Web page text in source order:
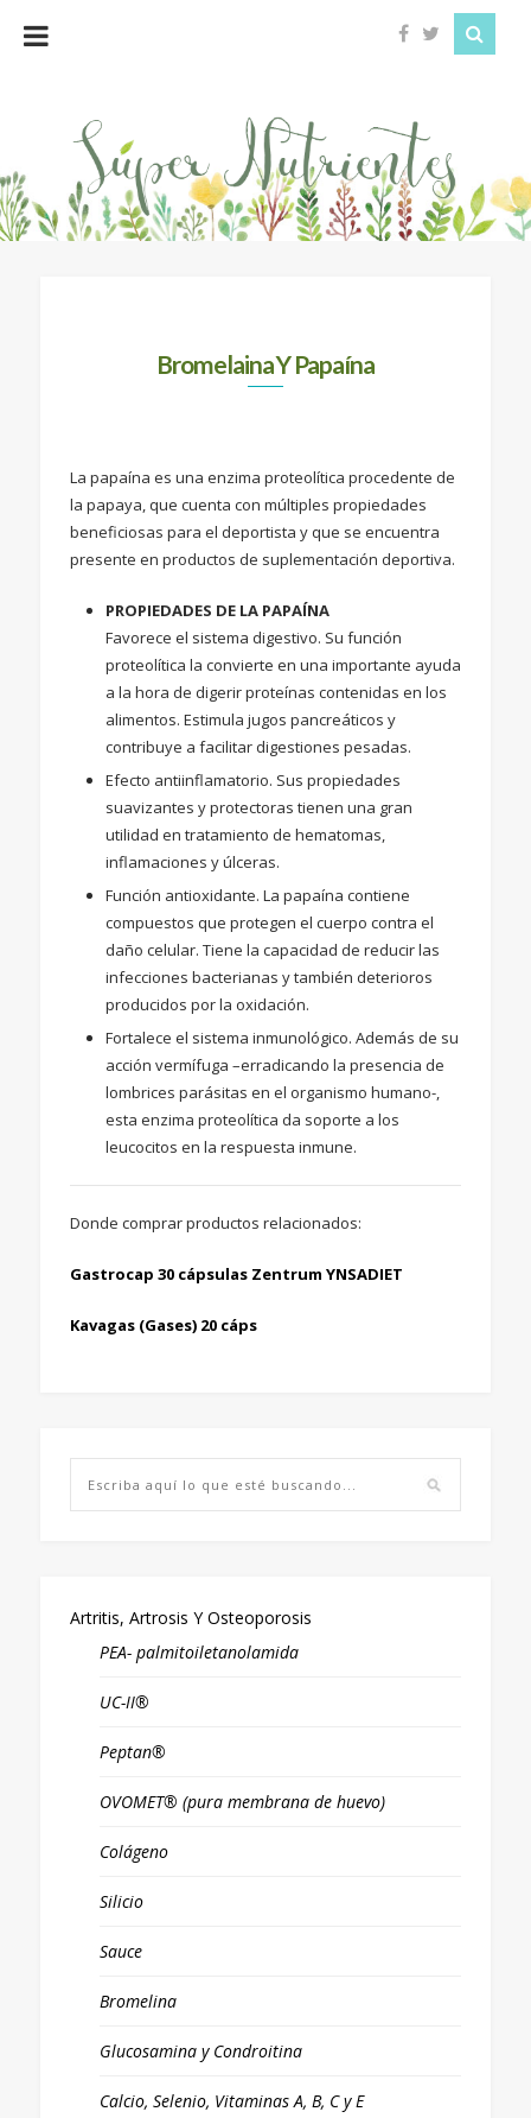
Super
Nutrientes
Bromelaina Y Papaína
La papaína es una enzima proteolítica procedente de
la papaya, que cuenta con múltiples propiedades
beneficiosas para el deportista y que se encuentra
presente en productos de suplementación deportiva.
PROPIEDADES DE LA PAPAÍNA
Favorece el sistema digestivo. Su función
proteolítica la convierte en una importante ayuda
a la hora de digerir proteínas contenidas en los
alimentos. Estimula jugos pancreáticos y
contribuye a facilitar digestiones pesadas.
Efecto antiinflamatorio. Sus propiedades
suavizantes y protectoras tienen una gran
utilidad en tratamiento de hematomas,
inflamaciones y úlceras.
Función antioxidante. La papaína contiene
compuestos que protegen el cuerpo contra el
daño celular. Tiene la capacidad de reducir las
infecciones bacterianas y también deterioros
producidos por la oxidación.
Fortalece el sistema inmunológico. Además de su
acción vermífuga –erradicando la presencia de
lombrices parásitas en el organismo humano-,
esta enzima proteolítica da soporte a los
leucocitos en la respuesta inmune.
Donde comprar productos relacionados:
Gastrocap 30 cápsulas Zentrum YNSADIET
Kavagas (Gases) 20 cáps
Artritis, Artrosis Y Osteoporosis
PEA- palmitoiletanolamida
UC-II®
Peptan®
OVOMET® (pura membrana de huevo)
Colágeno
Silicio
Sauce
Bromelina
Glucosamina y Condroitina
Calcio, Selenio, Vitaminas A, B, C y E